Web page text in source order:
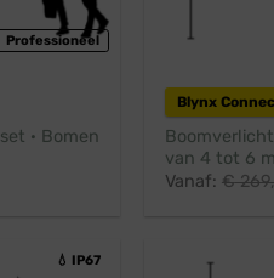
Professioneel
· Bomen
Blynx
van 4 tot 6
Vanaf: €
💧 IP67